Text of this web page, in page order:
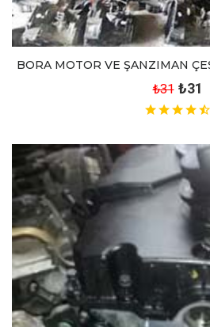
BORA MOTOR VE ŞANZIMAN
₺31 ₺31